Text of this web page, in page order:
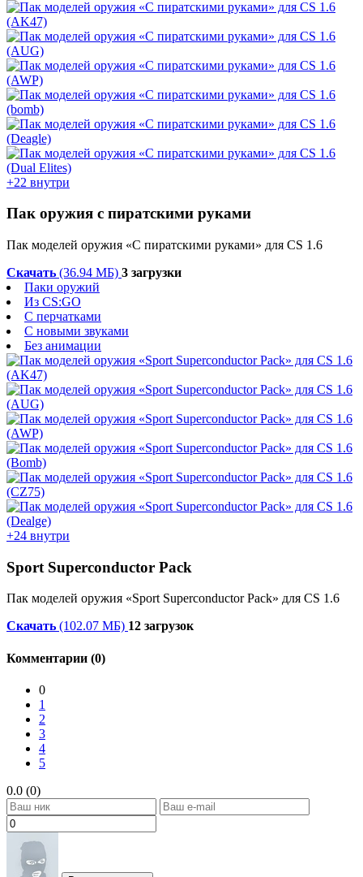
+22 внутри
Пак оружия с пиратскими руками
Пак моделей оружия «С пиратскими руками» для CS 1.6
Скачать (36.94 МБ) 3 загрузки
Паки оружий
Из CS:GO
С перчатками
С новыми звуками
Без анимации
+24 внутри
Sport Superconductor Pack
Пак моделей оружия «Sport Superconductor Pack» для CS 1.6
Скачать (102.07 МБ) 12 загрузок
Комментарии (0)
0
1
2
3
4
5
0.0 (0)